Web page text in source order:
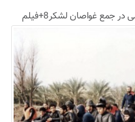
جمع غواصان لشکر8+فیلم